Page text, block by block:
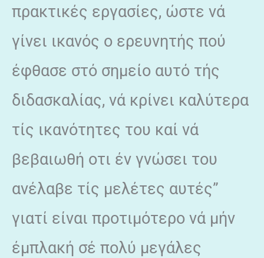
πρακτικές εργασίες, ώστε νά
γίνει ικανός ο ερευνητής πού
έφθασε στό σημείο αυτό τής
διδασκαλίας, νά κρίνει καλύτερα
τίς ικανότητες του καί νά
βεβαιωθή οτι έν γνώσει του
ανέλαβε τίς μελέτες αυτές”
γιατί είναι προτιμότερο νά μήν
έμπλακή σέ πολύ μεγάλες